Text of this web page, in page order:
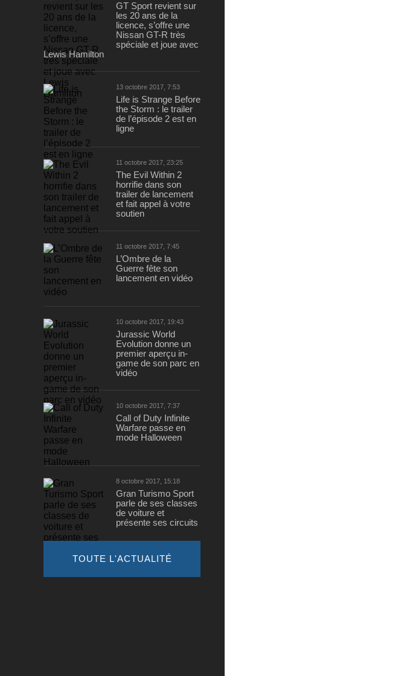
GT Sport revient sur
les 20 ans de la
licence, s’offre une
Nissan GT-R très
spéciale et joue avec
Lewis Hamilton
13 octobre 2017, 7:53
Life is Strange Before
the Storm : le trailer
de l’épisode 2 est en
ligne
11 octobre 2017, 23:25
The Evil Within 2
horrifie dans son
trailer de lancement
et fait appel à votre
soutien
11 octobre 2017, 7:45
L’Ombre de la
Guerre fête son
lancement en vidéo
10 octobre 2017, 19:43
Jurassic World
Evolution donne un
premier aperçu in-
game de son parc en
vidéo
10 octobre 2017, 7:37
Call of Duty Infinite
Warfare passe en
mode Halloween
8 octobre 2017, 15:18
Gran Turismo Sport
parle de ses classes
de voiture et
présente ses circuits
TOUTE L'ACTUALITÉ